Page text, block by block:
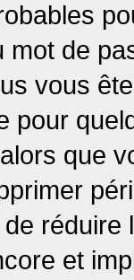
mot de
vous
pour
que
et